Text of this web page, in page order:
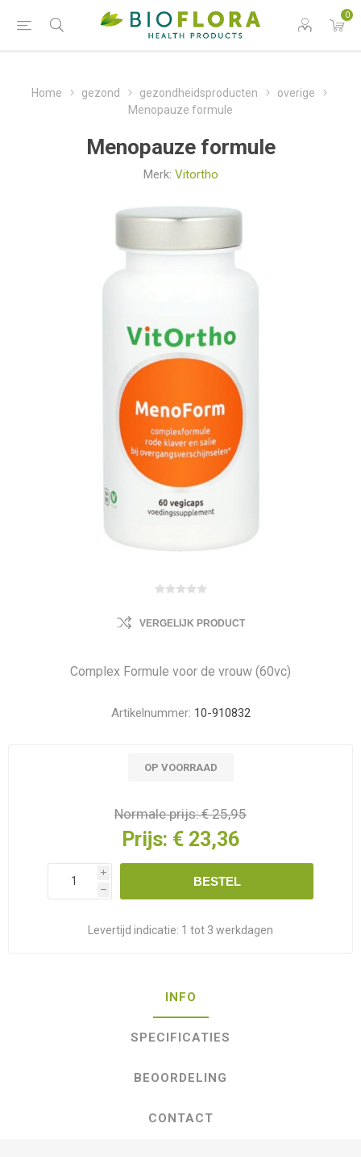
0
Home gezond gezondheidsproducten
overige
Menopauze formule
Menopauze formule
Merk: Vitortho
VERGELIJK PRODUCT
Complex Formule voor de vrouw (60vc)
Artikelnummer: 10-910832
OP VOORRAAD
Normale prijs:€ 25,95
Prijs: € 23,36
i
h
BESTEL
Levertijd indicatie: 1 tot 3 werkdagen
INFO
SPECIFICATIES
BEOORDELING
CONTACT